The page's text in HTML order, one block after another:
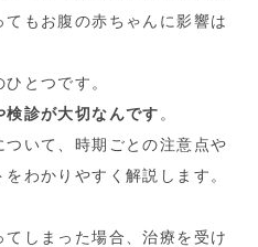
もお腹の赤ちゃんに影響は
とつです。
診が大切なんです 。
いて、時期ごとの注意点や
わかりやすく解説します。
しまった場合、治療を受け